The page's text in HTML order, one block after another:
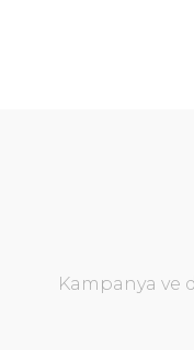
Kampanya ve